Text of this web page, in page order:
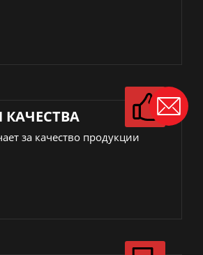
КАЧЕСТВА
за качество продукции